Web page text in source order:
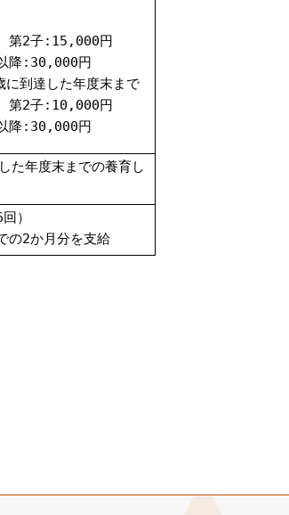
2子:15,000円
:30,000円
に到達した年度末まで
2子:10,000円
:30,000円
た年度末までの養育し
）
の2か月分を支給